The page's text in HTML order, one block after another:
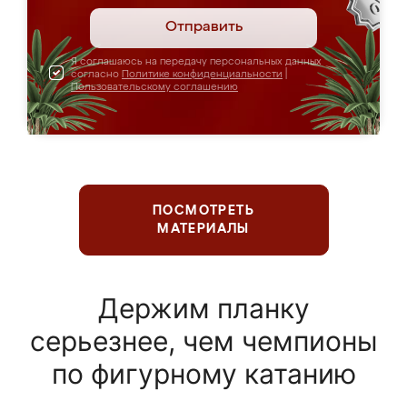
Отправить
Я соглашаюсь на передачу персональных данных
согласно Политике конфиденциальности
Пользовательскому соглашению
ПОСМОТРЕТЬ
МАТЕРИАЛЫ
Держим планку
серьезнее, чем чемпионы
по фигурному катанию